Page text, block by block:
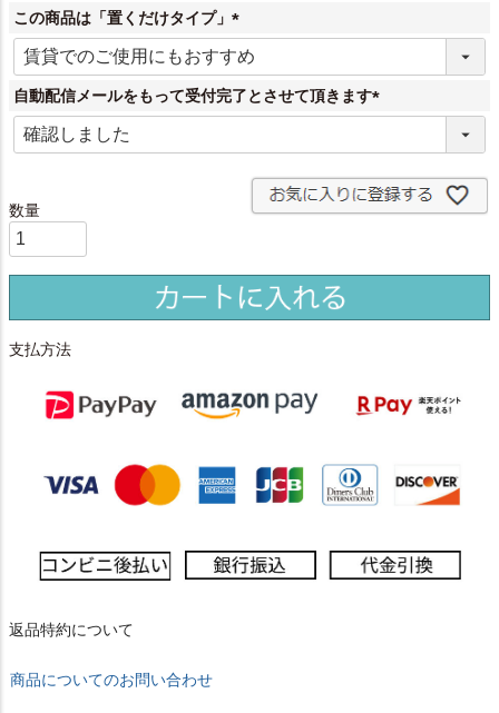
この商品は「置くだけタイプ」
(
必
須
自動配信メールをもって受付完了とさせて頂きます
(
)
支払方法
返品特約について
商品についてのお問い合わせ